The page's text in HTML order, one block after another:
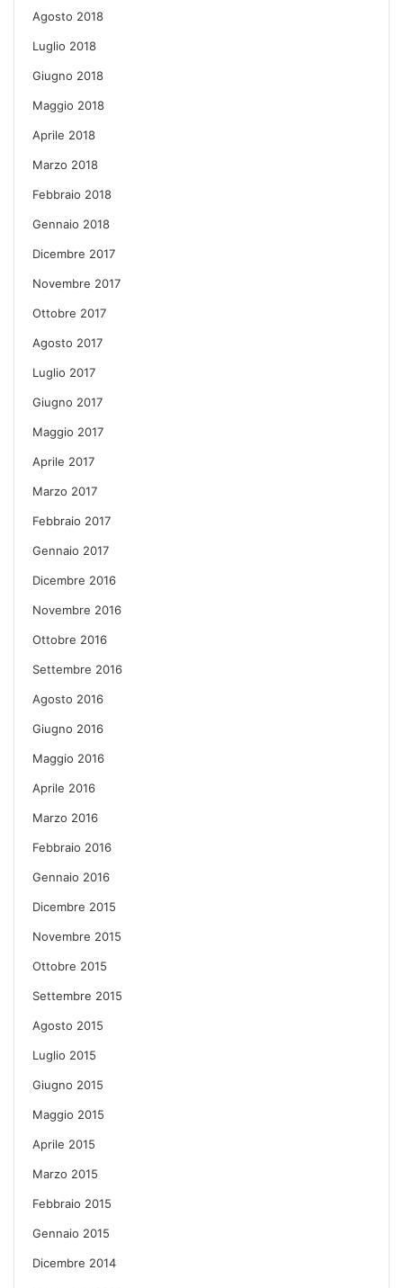
Agosto 2018
Luglio 2018
Giugno 2018
Maggio 2018
Aprile 2018
Marzo 2018
Febbraio 2018
Gennaio 2018
Dicembre 2017
Novembre 2017
Ottobre 2017
Agosto 2017
Luglio 2017
Giugno 2017
Maggio 2017
Aprile 2017
Marzo 2017
Febbraio 2017
Gennaio 2017
Dicembre 2016
Novembre 2016
Ottobre 2016
Settembre 2016
Agosto 2016
Giugno 2016
Maggio 2016
Aprile 2016
Marzo 2016
Febbraio 2016
Gennaio 2016
Dicembre 2015
Novembre 2015
Ottobre 2015
Settembre 2015
Agosto 2015
Luglio 2015
Giugno 2015
Maggio 2015
Aprile 2015
Marzo 2015
Febbraio 2015
Gennaio 2015
Dicembre 2014